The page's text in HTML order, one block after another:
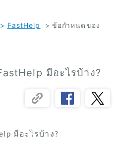
> FastHelp > ข้อกำหนดของ
มีอะไรบ้าง?
มีอะไรบ้าง?